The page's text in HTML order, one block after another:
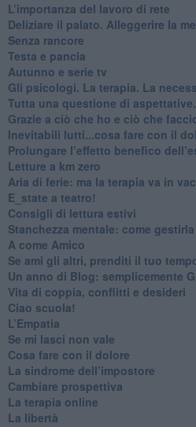
​L’importanza del lavoro di rete
​Deliziare il palato. Alleggerire la
​Senza rancore
​Testa e pancia
​Autunno e serie tv
​Gli psicologi. La terapia. La
​Tutta una questione di aspettative.
​Grazie a ciò che ho e ciò che
​Inevitabili lutti...cosa fare con il
Prolungare l’effetto benefico
​Letture a km zero
​Aria di ferie: ma la terapia va in
​E_state a teatro!
​Consigli di lettura estivi
​Stanchezza mentale: come gestirla
​A come Amico
​Se ami gli altri, prenditi il tuo
​Un anno di Blog: semplicemente
​Vita di coppia, conflitti e desideri
​Ciao scuola!
​L’Empatia
​Se mi lasci non vale
Cosa fare con il dolore
​La sindrome dell’impostore
​Cambiare prospettiva
La terapia online
La libertà